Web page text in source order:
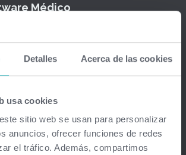
Detalles Acerca de las cookies
usa cookies
sitio web se usan para personalizar
anuncios, ofrecer funciones de redes
el tráfico. Además, compartimos
Médico